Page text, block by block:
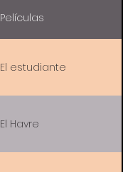
Películas
El estudiante
El Havre